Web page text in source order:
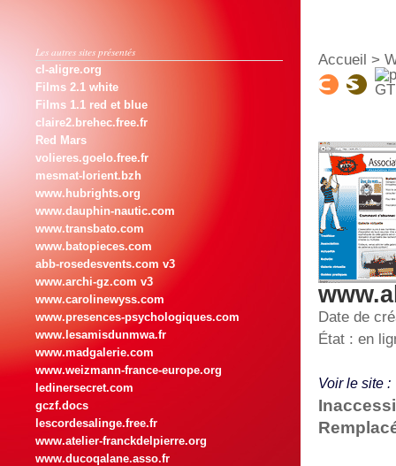
Accueil >
Date de
État : en
Voir le site :
Les autres sites présentés
cl-aligre.org
Films 2.1 white
Films 1.1 red et blue
claire2.brehec.free.fr
Red Mars
volieres.goelo.free.fr
mesmat-lorient.bzh
www.hubrights.org
www.dauphin-nautic.com
www.transbato.com
www.batopieces.com
abb-rosedesvents.com v3
www.archi-gz.com v3
www.carolinewyss.com
www.presences-psychologiques.com
www.lesamisdunmwa.fr
www.madgalerie.com
www.weizmann-france-europe.org
ledinersecret.com
gczf.docs
lescordesalinge.free.fr
www.atelier-franckdelpierre.org
www.ducoqalane.asso.fr